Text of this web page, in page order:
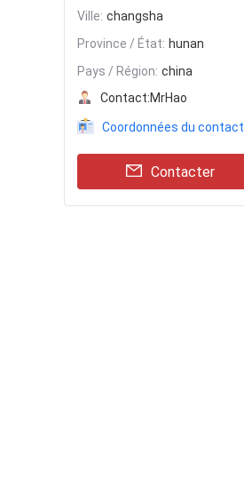
Ville: changsha
Province / État: hunan
Pays / Région: china
Contact:MrHao
Coordonnées du contact
Contacter